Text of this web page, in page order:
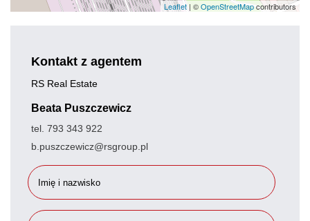
Leaflet | ©OpenStreetMapcontributors
Kontakt z agentem
RS Real Estate
Beata Puszczewicz
tel. 793 343 922
b.puszczewicz@rsgroup.pl